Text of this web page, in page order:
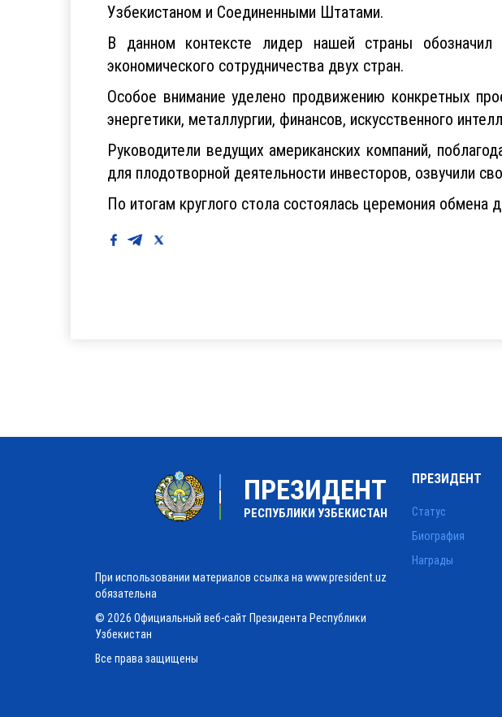
Узбекистаном и Соединенными Штатами.
В данном контексте лидер нашей страны
экономического сотрудничества двух стран.
Особое внимание уделено продвижению конкретных
энергетики, металлургии, финансов, искусственного
Руководители ведущих американских компаний,
для плодотворной деятельности инвесторов, озвучили
По итогам круглого стола состоялась церемония
ПРЕЗИДЕНТ
РЕСПУБЛИКИ УЗБЕКИСТАН
При использовании материалов ссылка на www.president.uz
обязательна
© 2026 Официальный веб-сайт Президента Республики
Узбекистан
Все права защищены
ПРЕЗИДЕНТ
Статус
Биография
Награды